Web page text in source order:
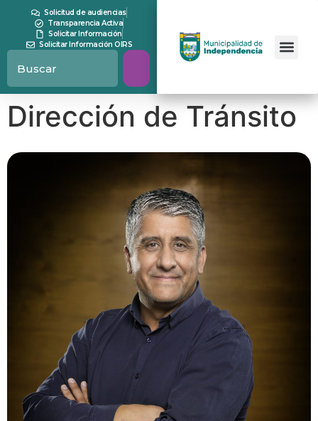
contenidoSolicitud de audiencias
Transparencia Activa
Solicitar Información
Solicitar Información OIRS
Dirección de Tránsito